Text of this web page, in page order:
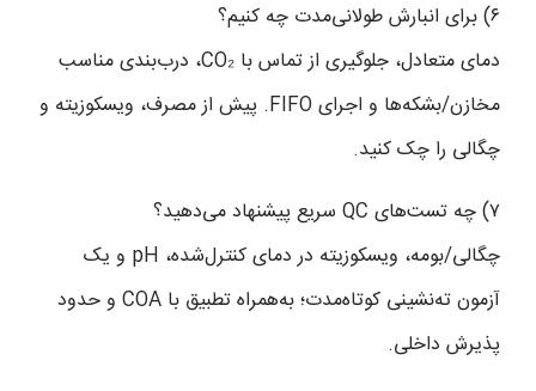
۶) برای انبارش طولانی‌مدت چه کنیم؟
دمای متعادل، جلوگیری از تماس با CO₂، درب‌بندی مناسب
مخازن/بشکه‌ها و اجرای FIFO. پیش از مصرف، ویسکوزیته و
چگالی را چک کنید.
۷) چه تست‌های QC سریع پیشنهاد می‌دهید؟
چگالی/بومه، ویسکوزیته در دمای کنترل‌شده، pH و یک
آزمون ته‌نشینی کوتاه‌مدت؛ به‌همراه تطبیق با COA و حدود
پذیرش داخلی.